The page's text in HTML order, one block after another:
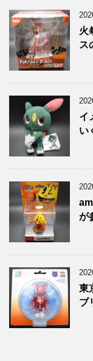
火
ス
イ
い
が
東
ブ